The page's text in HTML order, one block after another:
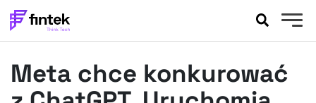
BANKOWOŚĆ
EVENTY
Meta chce konkurować